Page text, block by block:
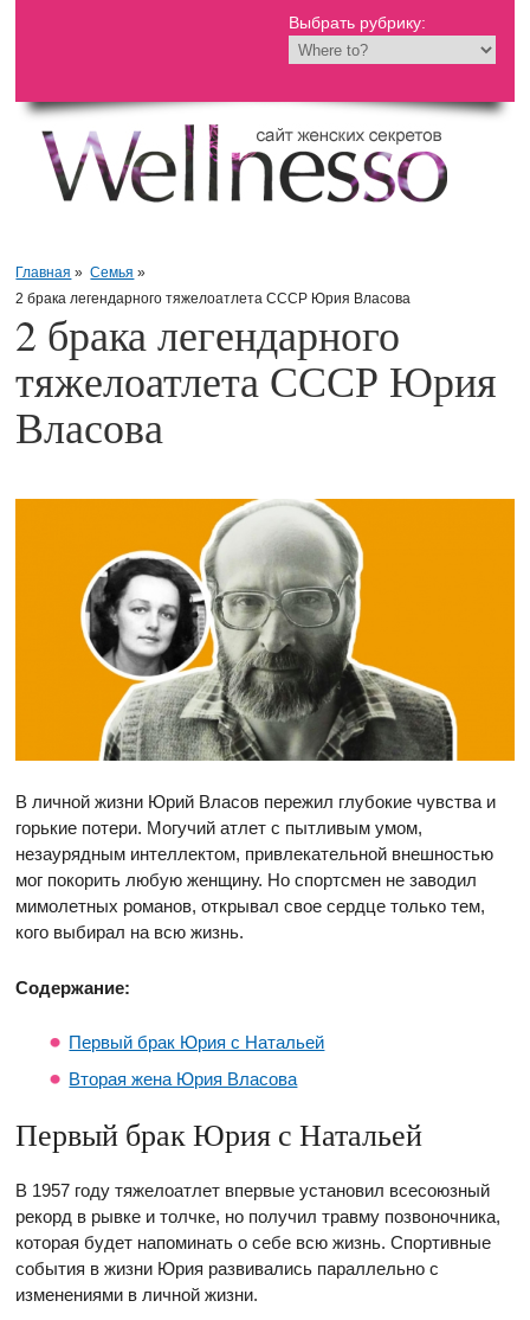
Выбрать рубрику:
Главная » Семья »
2 брака легендарного тяжелоатлета СССР Юрия Власова
2 брака легендарного
тяжелоатлета СССР Юрия
Власова
В личной жизни Юрий Власов пережил глубокие чувства и
горькие потери. Могучий атлет с пытливым умом,
незаурядным интеллектом, привлекательной внешностью
мог покорить любую женщину. Но спортсмен не заводил
мимолетных романов, открывал свое сердце только тем,
кого выбирал на всю жизнь.
Содержание:
Первый брак Юрия с Натальей
Вторая жена Юрия Власова
Первый брак Юрия с Натальей
В 1957 году тяжелоатлет впервые установил всесоюзный
рекорд в рывке и толчке, но получил травму позвоночника,
которая будет напоминать о себе всю жизнь. Спортивные
события в жизни Юрия развивались параллельно с
изменениями в личной жизни.